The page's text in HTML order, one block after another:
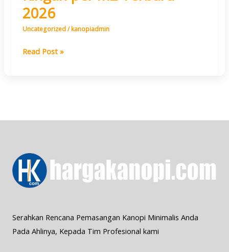
2026
Uncategorized/kanopiadmin
Read Post »
Serahkan Rencana Pemasangan Kanopi Minimalis Anda
Pada Ahlinya, Kepada Tim Profesional kami